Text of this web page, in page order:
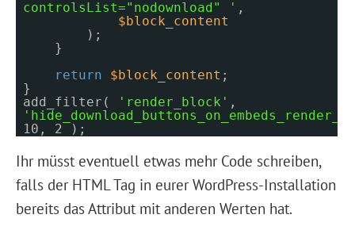
controlsList="nodownload" ' ,
$block_content
);
}
return
$block_content ;
}
add_filter(
'render_block' ,
10, 2 );
Ihr müsst eventuell etwas mehr Code schreiben,
falls der HTML Tag in eurer WordPress-Installation
bereits das Attribut mit anderen Werten hat.